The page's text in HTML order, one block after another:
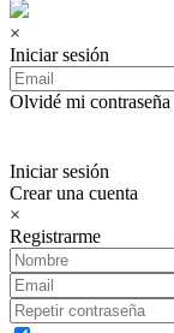
×
Iniciar sesión
Olvidé mi contraseña
Iniciar sesión
Crear una cuenta
×
Registrarme